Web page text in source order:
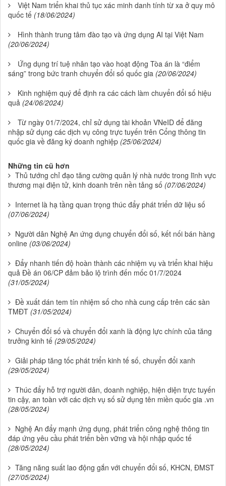
Việt Nam triển khai thủ tục xác minh danh tính từ xa ở quy mô
quốc tế (18/06/2024)
Hình thành trung tâm đào tạo và ứng dụng AI tại Việt Nam
(20/06/2024)
Ứng dụng trí tuệ nhân tạo vào hoạt động Tòa án là “điểm
sáng” trong bức tranh chuyển đổi số quốc gia (20/06/2024)
Kinh nghiệm quý để định ra các cách làm chuyển đổi số hiệu
quả (24/06/2024)
Từ ngày 01/7/2024, chỉ sử dụng tài khoản VNeID để đăng
nhập sử dụng các dịch vụ công trực tuyến trên Cổng thông tin
quốc gia về đăng ký doanh nghiệp (25/06/2024)
Những tin cũ hơn
Thủ tướng chỉ đạo tăng cường quản lý nhà nước trong lĩnh vực
thương mại điện tử, kinh doanh trên nền tảng số (07/06/2024)
Internet là hạ tầng quan trọng thúc đẩy phát triển dữ liệu số
(07/06/2024)
Người dân Nghệ An ứng dụng chuyển đổi số, kết nối bán hàng
online (03/06/2024)
Đẩy nhanh tiến độ hoàn thành các nhiệm vụ và triển khai hiệu
quả Đề án 06/CP đảm bảo lộ trình đến mốc 01/7/2024
(31/05/2024)
Đề xuất dán tem tín nhiệm số cho nhà cung cấp trên các sàn
TMĐT (31/05/2024)
Chuyển đổi số và chuyển đổi xanh là động lực chính của tăng
trưởng kinh tế (29/05/2024)
Giải pháp tăng tốc phát triển kinh tế số, chuyển đổi xanh
(29/05/2024)
Thúc đẩy hỗ trợ người dân, doanh nghiệp, hiện diện trực tuyến
tin cậy, an toàn với các dịch vụ số sử dụng tên miền quốc gia .vn
(28/05/2024)
Nghệ An đẩy mạnh ứng dụng, phát triển công nghệ thông tin
đáp ứng yêu cầu phát triển bền vững và hội nhập quốc tế
(28/05/2024)
Tăng năng suất lao động gắn với chuyển đổi số, KHCN, ĐMST
(27/05/2024)